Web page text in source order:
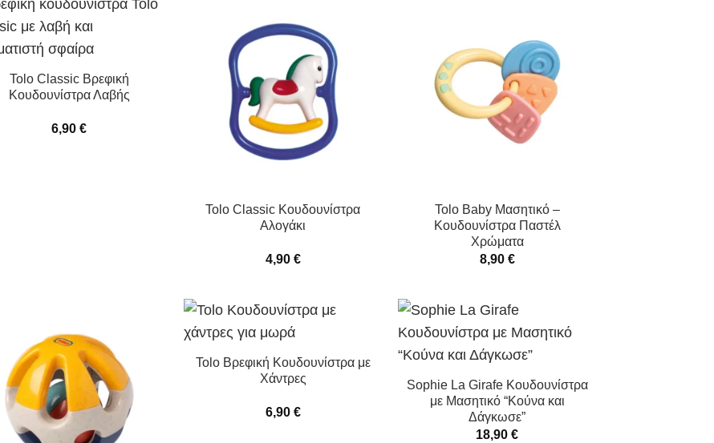
Tolo Classic Βρεφική
Κουδουνίστρα Λαβής
6,90€
Tolo Classic Κουδουνίστρα
Αλογάκι
4,90 €
Tolo Baby Μασητικό –
Κουδουνίστρα Παστέλ
Χρώματα
8,90 €
Tolo Βρεφική Κουδουνίστρα με
Χάντρες
6,90 €
Sophie La Girafe Κουδουνίστρα
με Μασητικό “Κούνα και
Δάγκωσε”
18,90€